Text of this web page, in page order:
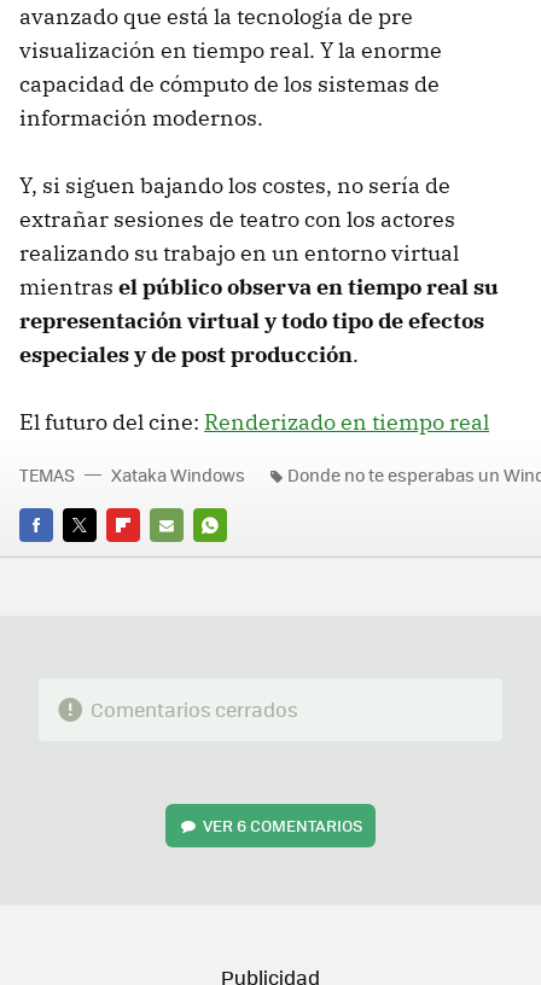
avanzado que está la tecnología de pre
visualización en tiempo real. Y la enorme
capacidad de cómputo de los sistemas de
información modernos.
Y, si siguen bajando los costes, no sería de
extrañar sesiones de teatro con los actores
realizando su trabajo en un entorno virtual
mientras el público observa en tiempo real su
representación virtual y todo tipo de efectos
especiales y de post producción.
El futuro del cine: Renderizado en tiempo real
FACEBOOK
TWITTERFLIPBOARD
E-
WHATSAPP
TEMAS Xataka Windows Donde no te esperabas un
Comentarios cerrados
VER6 COMENTARIOS